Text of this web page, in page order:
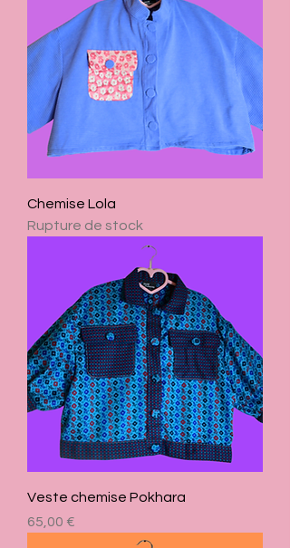
Chemise Lola
Rupture de stock
Veste chemise Pokhara
Prix
65,00 €